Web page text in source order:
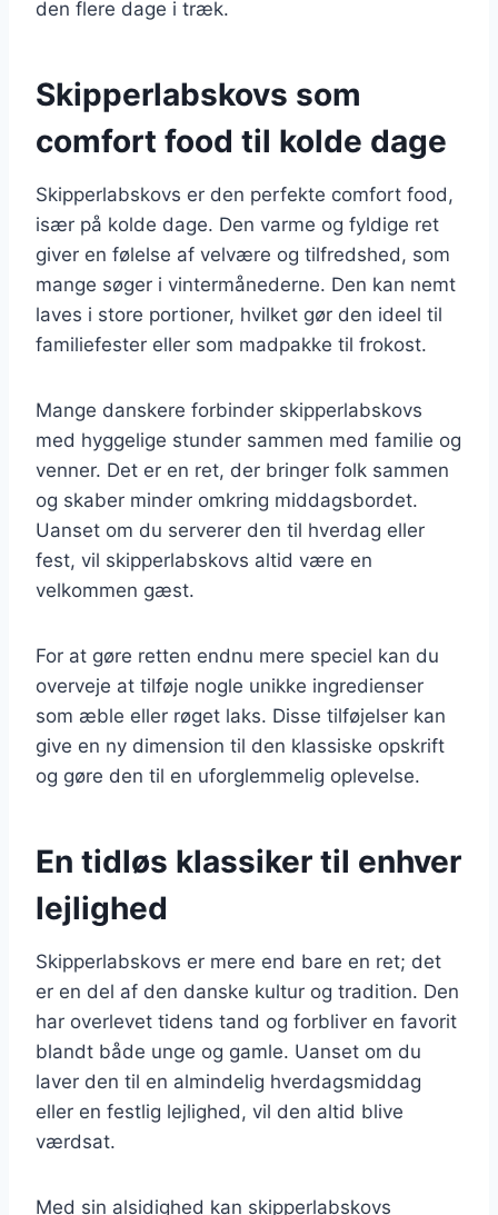
den flere dage i træk.
Skipperlabskovs som
comfort food til kolde dage
Skipperlabskovs er den perfekte comfort food,
især på kolde dage. Den varme og fyldige ret
giver en følelse af velvære og tilfredshed, som
mange søger i vintermånederne. Den kan nemt
laves i store portioner, hvilket gør den ideel til
familiefester eller som madpakke til frokost.
Mange danskere forbinder skipperlabskovs
med hyggelige stunder sammen med familie og
venner. Det er en ret, der bringer folk sammen
og skaber minder omkring middagsbordet.
Uanset om du serverer den til hverdag eller
fest, vil skipperlabskovs altid være en
velkommen gæst.
For at gøre retten endnu mere speciel kan du
overveje at tilføje nogle unikke ingredienser
som æble eller røget laks. Disse tilføjelser kan
give en ny dimension til den klassiske opskrift
og gøre den til en uforglemmelig oplevelse.
En tidløs klassiker til enhver
lejlighed
Skipperlabskovs er mere end bare en ret; det
er en del af den danske kultur og tradition. Den
har overlevet tidens tand og forbliver en favorit
blandt både unge og gamle. Uanset om du
laver den til en almindelig hverdagsmiddag
eller en festlig lejlighed, vil den altid blive
værdsat.
Med sin alsidighed kan skipperlabskovs